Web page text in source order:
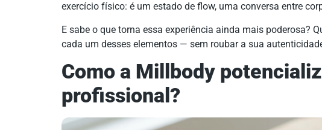
exercício físico: é um estado de flow, uma conversa entre
E sabe o que torna essa experiência ainda mais poderosa?
cada um desses elementos — sem roubar a sua
Como a Millbody
profissional?